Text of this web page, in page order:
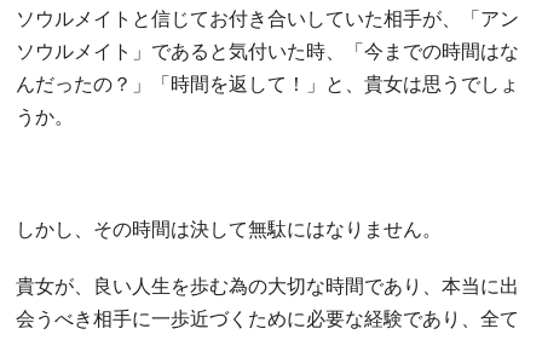
ソウルメイトと信じてお付き合いしていた相手が、「アン
ソウルメイト」であると気付いた時、「今までの時間はな
んだったの？」「時間を返して！」と、貴女は思うでしょ
うか。
しかし、その時間は決して無駄にはなりません。
貴女が、良い人生を歩む為の大切な時間であり、本当に出
会うべき相手に一歩近づくために必要な経験であり、全て